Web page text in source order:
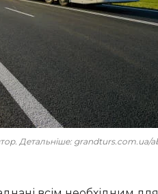
Детальніше: grandturs.com.ua/